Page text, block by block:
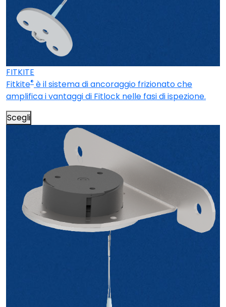
FITKITE
Fitkite® è il sistema di ancoraggio frizionato che
amplifica i vantaggi di Fitlock nelle fasi di ispezione.
Scegli